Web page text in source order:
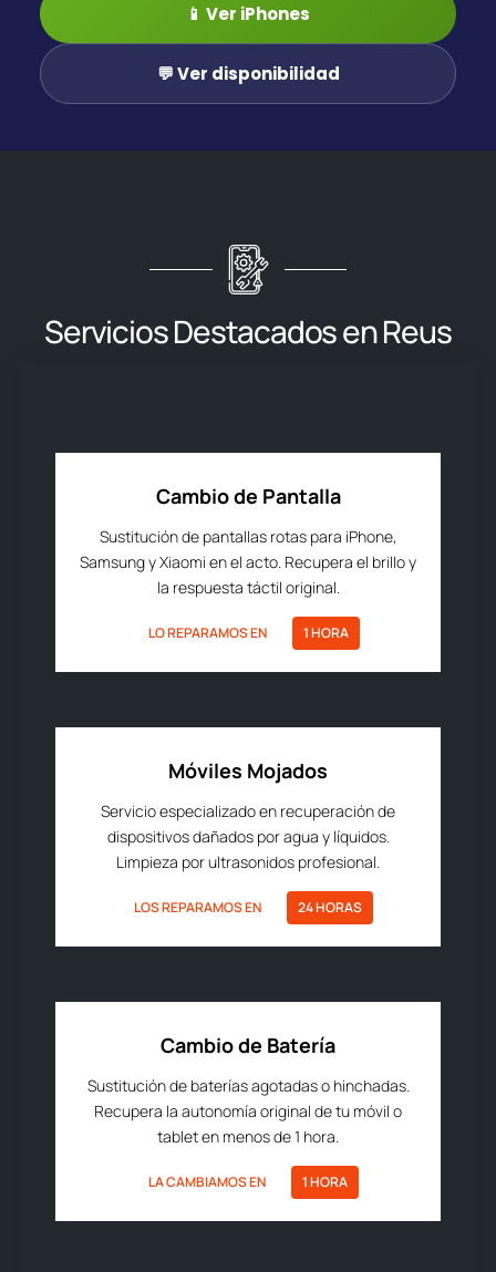
📱 Ver iPhones
💬 Ver disponibilidad
Servicios Destacados en Reus
Cambio de Pantalla
Sustitución de pantallas rotas para iPhone,
Samsung y Xiaomi en el acto. Recupera el brillo y
la respuesta táctil original.
LO REPARAMOS EN 1 HORA
Móviles Mojados
Servicio especializado en recuperación de
dispositivos dañados por agua y líquidos.
Limpieza por ultrasonidos profesional.
LOS REPARAMOS EN 24 HORAS
Cambio de Batería
Sustitución de baterías agotadas o hinchadas.
Recupera la autonomía original de tu móvil o
tablet en menos de 1 hora.
LA CAMBIAMOS EN 1 HORA